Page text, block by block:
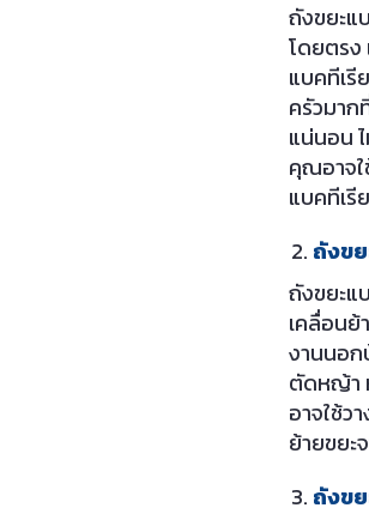
ถังขยะแ
โดยตรง
แบคทีเรี
ครัวมาก
แน่นอน
คุณอาจใ
แบคทีเรี
ถังข
ถังขยะแ
เคลื่อนย้
งานนอก
ตัดหญ้า
อาจใช้ว
ย้ายขยะ
ถังข